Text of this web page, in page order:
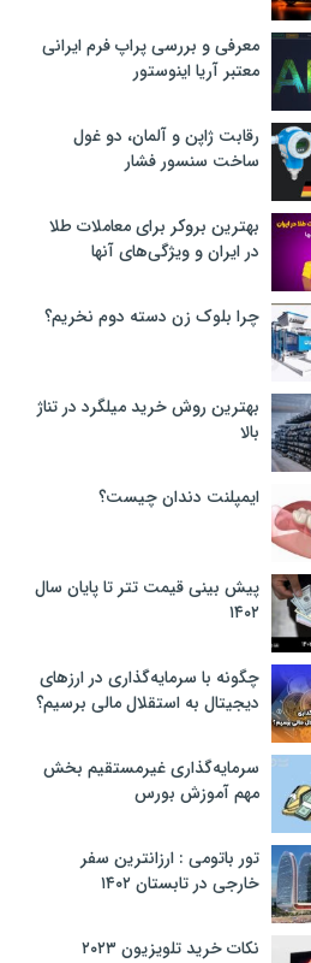
معرفی و بررسی پراپ فرم ایرانی
معتبر آریا اینوستور
رقابت ژاپن و آلمان، دو غول
ساخت سنسور فشار
بهترین بروکر برای معاملات طلا
در ایران و ویژگی‌های آنها
چرا بلوک زن دسته دوم نخریم؟
بهترین روش خرید میلگرد در تناژ
بالا
ایمپلنت دندان چیست؟
پیش بینی قیمت تتر تا پایان سال
۱۴۰۲
چگونه با سرمایه‌گذاری در ارزهای
دیجیتال به استقلال مالی برسیم؟
سرمایه‌گذاری غیرمستقیم بخش
مهم آموزش بورس
تور باتومی : ارزانترین سفر
خارجی در تابستان ۱۴۰۲
نکات خرید تلویزیون ۲۰۲۳